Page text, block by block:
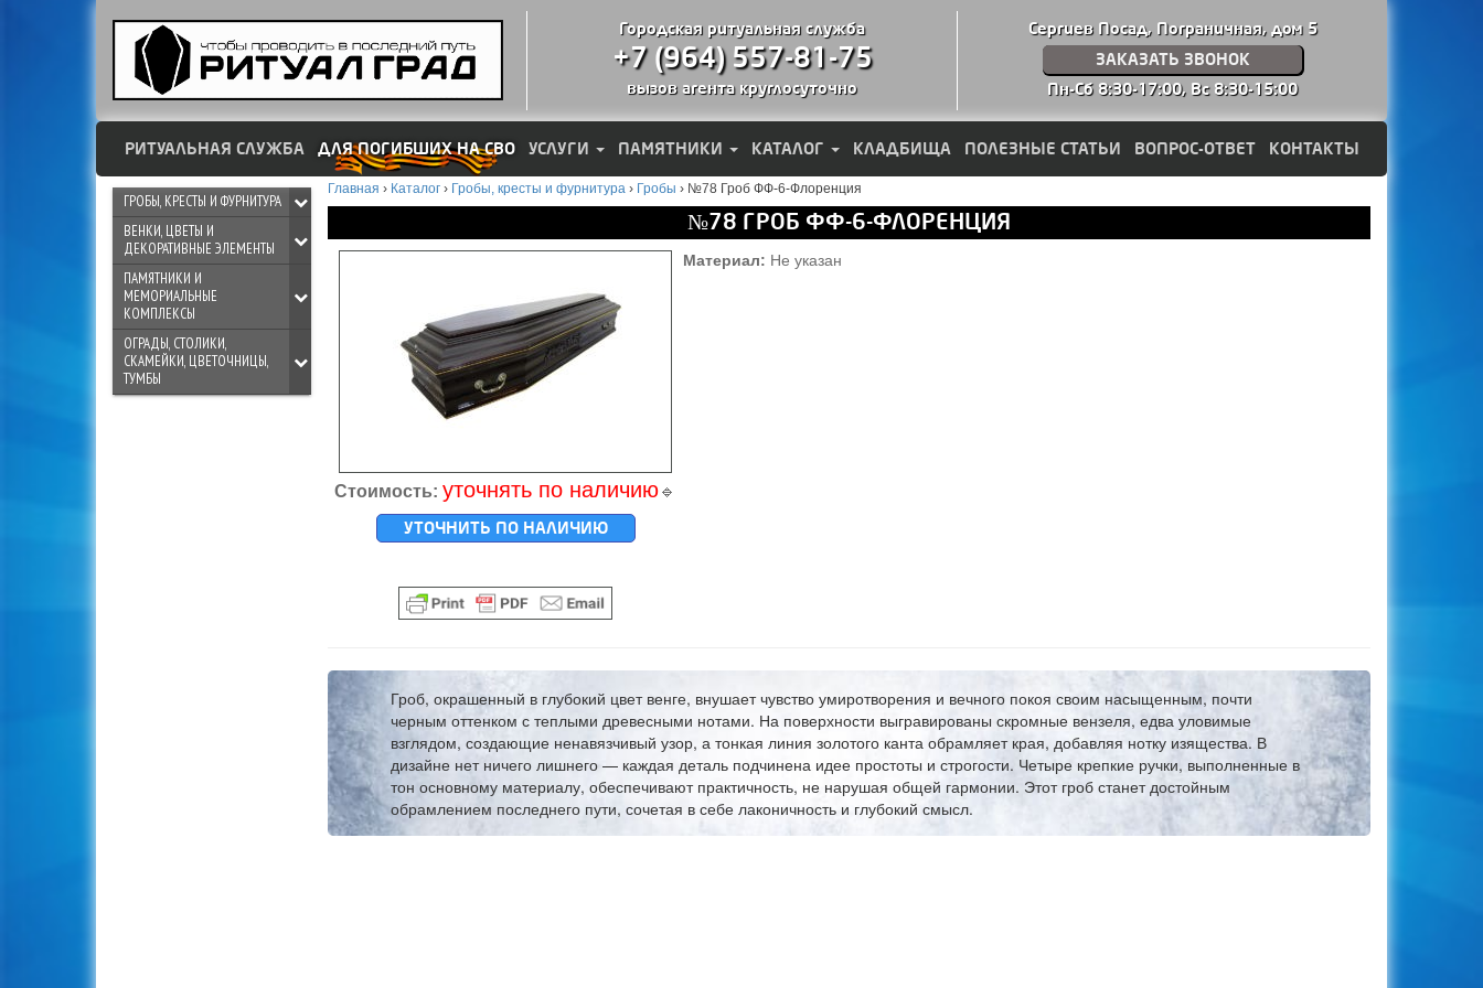
Городская ритуальная служба
+7 (964) 557-81-75
вызов агента круглосуточно
Сергиев Посад, Пограничная, дом 5
ЗАКАЗАТЬ ЗВОНОК
Пн-Сб 8:30-17:00, Вс 8:30-15:00
РИТУАЛЬНАЯ СЛУЖБА ДЛЯ ПОГИБШИХ НА СВО УСЛУГИ ПАМЯТНИКИ КАТАЛОГ КЛАДБИЩА ПОЛЕЗНЫЕ СТАТЬИ ВОПРОС-ОТВЕТ КОНТАКТЫ
ГРОБЫ, КРЕСТЫ И ФУРНИТУРА
ВЕНКИ, ЦВЕТЫ И
ДЕКОРАТИВНЫЕ ЭЛЕМЕНТЫ
ПАМЯТНИКИ И
МЕМОРИАЛЬНЫЕ
КОМПЛЕКСЫ
ОГРАДЫ, СТОЛИКИ,
СКАМЕЙКИ, ЦВЕТОЧНИЦЫ,
ТУМБЫ
Главная › Каталог › Гробы, кресты и фурнитура › Гробы › №78 Гроб ФФ-6-Флоренция
№78 ГРОБ ФФ-6-ФЛОРЕНЦИЯ
Стоимость: уточнять по наличию🔹
УТОЧНИТЬ ПО НАЛИЧИЮ
Материал: Не указан
Гроб, окрашенный в глубокий цвет венге, внушает чувство умиротворения и вечного покоя своим насыщенным, почти
черным оттенком с теплыми древесными нотами. На поверхности выгравированы скромные вензеля, едва уловимые
взглядом, создающие ненавязчивый узор, а тонкая линия золотого канта обрамляет края, добавляя нотку изящества. В
дизайне нет ничего лишнего — каждая деталь подчинена идее простоты и строгости. Четыре крепкие ручки, выполненные в
тон основному материалу, обеспечивают практичность, не нарушая общей гармонии. Этот гроб станет достойным
обрамлением последнего пути, сочетая в себе лаконичность и глубокий смысл.